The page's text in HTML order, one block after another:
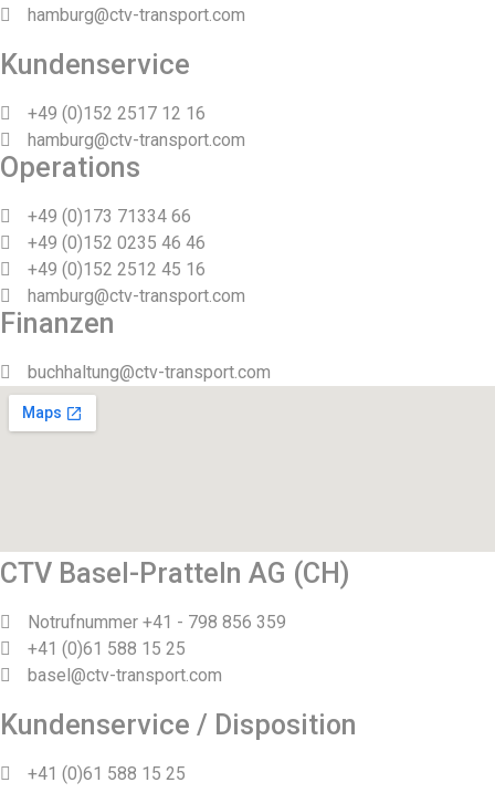
hamburg@ctv-transport.com
Kundenservice
+49 (0)152 2517 12 16
hamburg@ctv-transport.com
Operations
+49 (0)173 71334 66
+49 (0)152 0235 46 46
+49 (0)152 2512 45 16
hamburg@ctv-transport.com
Finanzen
buchhaltung@ctv-transport.com
CTV Basel-Pratteln AG (CH)
Notrufnummer +41 - 798 856 359
+41 (0)61 588 15 25
basel@ctv-transport.com
Kundenservice / Disposition
+41 (0)61 588 15 25